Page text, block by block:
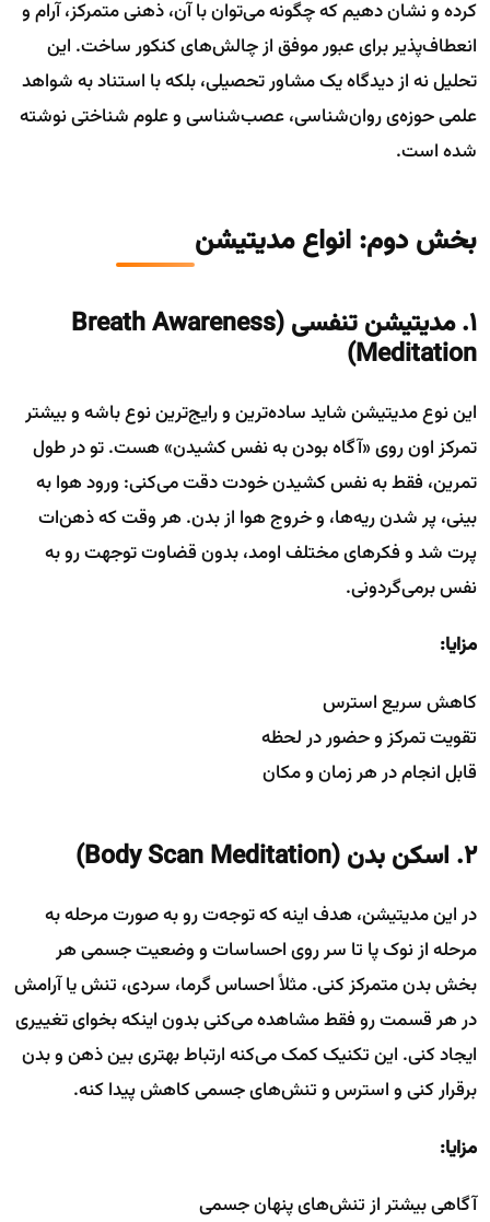
کرده و نشان دهیم که چگونه می‌توان با آن، ذهنی متمرکز، آرام و
انعطاف‌پذیر برای عبور موفق از چالش‌های کنکور ساخت. این
تحلیل نه از دیدگاه یک مشاور تحصیلی، بلکه با استناد به شواهد
علمی حوزه‌ی روان‌شناسی، عصب‌شناسی و علوم شناختی نوشته
شده است.
بخش دوم: انواع مدیتیشن
۱. مدیتیشن تنفسی (Breath Awareness
Meditation)
این نوع مدیتیشن شاید ساده‌ترین و رایج‌ترین نوع باشه و بیشتر
تمرکز اون روی «آگاه بودن به نفس کشیدن» هست. تو در طول
تمرین، فقط به نفس کشیدن خودت دقت می‌کنی: ورود هوا به
بینی، پر شدن ریه‌ها، و خروج هوا از بدن. هر وقت که ذهن‌ات
پرت شد و فکرهای مختلف اومد، بدون قضاوت توجهت رو به
نفس برمی‌گردونی.
مزایا:
کاهش سریع استرس
تقویت تمرکز و حضور در لحظه
قابل انجام در هر زمان و مکان
۲. اسکن بدن (Body Scan Meditation)
در این مدیتیشن، هدف اینه که توجه‌ت رو به صورت مرحله به
مرحله از نوک پا تا سر روی احساسات و وضعیت جسمی هر
بخش بدن متمرکز کنی. مثلاً احساس گرما، سردی، تنش یا آرامش
در هر قسمت رو فقط مشاهده می‌کنی بدون اینکه بخوای تغییری
ایجاد کنی. این تکنیک کمک می‌کنه ارتباط بهتری بین ذهن و بدن
برقرار کنی و استرس و تنش‌های جسمی کاهش پیدا کنه.
مزایا:
آگاهی بیشتر از تنش‌های پنهان جسمی